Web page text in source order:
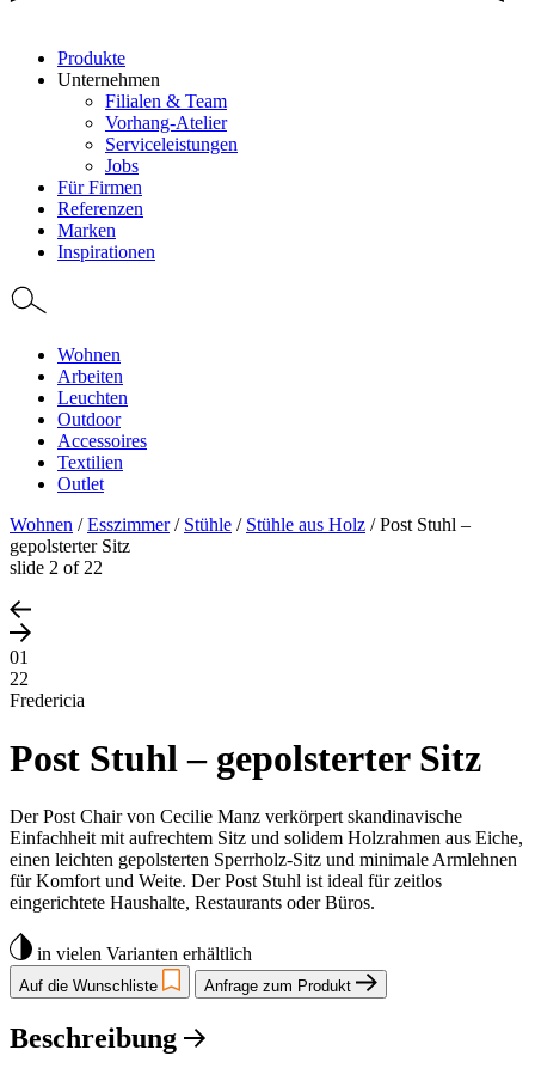
Produkte
Unternehmen
Filialen & Team
Vorhang-Atelier
Serviceleistungen
Jobs
Für Firmen
Referenzen
Marken
Inspirationen
Wohnen
Arbeiten
Leuchten
Outdoor
Accessoires
Textilien
Outlet
Wohnen /Esszimmer/ Stühle / Stühle aus Holz /Post Stuhl –
gepolsterter Sitz
slide 2 of 22
01
22
Fredericia
Post Stuhl – gepolsterter Sitz
Der Post Chair von Cecilie Manz verkörpert skandinavische
Einfachheit mit aufrechtem Sitz und solidem Holzrahmen aus Eiche,
einen leichten gepolsterten Sperrholz-Sitz und minimale Armlehnen
für Komfort und Weite. Der Post Stuhl ist ideal für zeitlos
eingerichtete Haushalte, Restaurants oder Büros.
in vielen Varianten erhältlich
Auf die Wunschliste Anfrage zum Produkt
Beschreibung